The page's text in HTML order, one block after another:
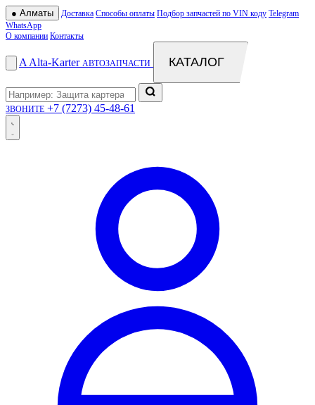
● Алматы Доставка Способы оплаты Подбор запчастей по VIN коду Telegram
WhatsApp
О компании Контакты
A Alta-Karter АВТОЗАПЧАСТИ КАТАЛОГ
ЗВОНИТЕ +7 (7273) 45-48-61